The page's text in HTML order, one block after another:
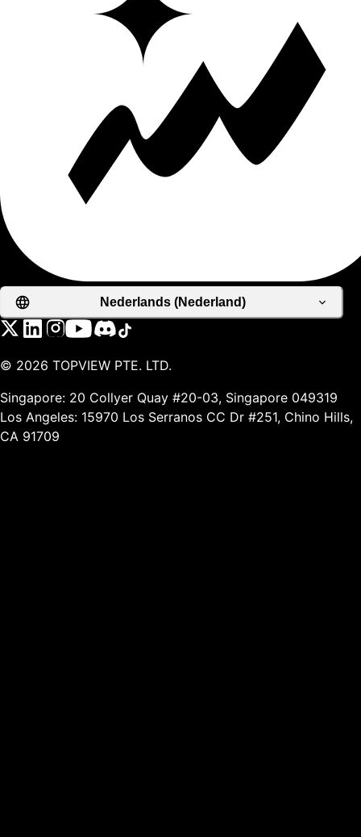
Nederlands (Nederland)
© 2026 TOPVIEW PTE. LTD.
Singapore: 20 Collyer Quay #20-03, Singapore 049319
Los Angeles: 15970 Los Serranos CC Dr #251, Chino Hills,
CA 91709